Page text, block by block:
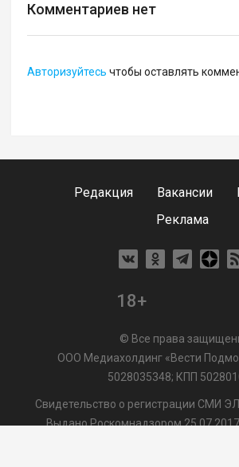
Комментариев нет
Авторизуйтесь чтобы оставлять
Редакция Вакансии
Реклама
18+
© Все права
ООО Медиахолдинг «Вести
5028035348; КПП
Свидетельство о регистрации СМИ
Выдано Роскомнадзором